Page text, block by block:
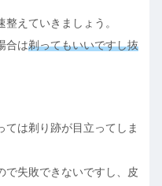
えていきましょう。
合は剃ってもいいですし抜
ては剃り跡が目立ってしま
で失敗できないですし、皮